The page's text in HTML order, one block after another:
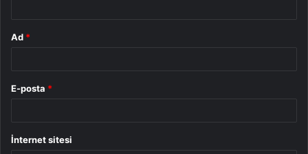
Ad *
E-posta *
İnternet sitesi